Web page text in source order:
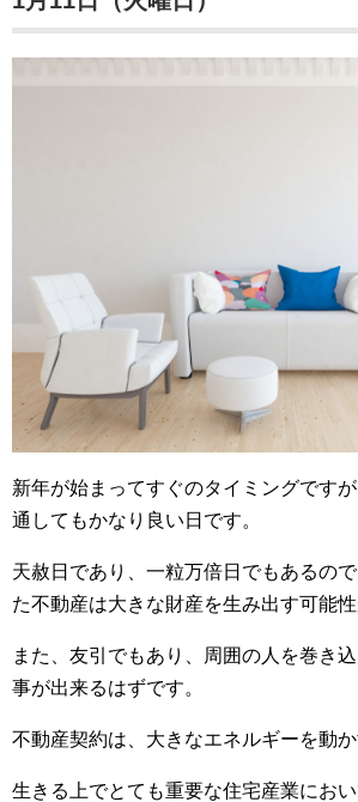
新年が始まってすぐのタイミングです
通してもかなり良い日です。
天赦日であり、一粒万倍日でもあるの
た不動産は大きな財産を生み出す可能性
また、友引でもあり、周囲の人を巻き
事が出来るはずです。
不動産契約は、大きなエネルギーを動か
生きる上でとても重要な住宅産業にお